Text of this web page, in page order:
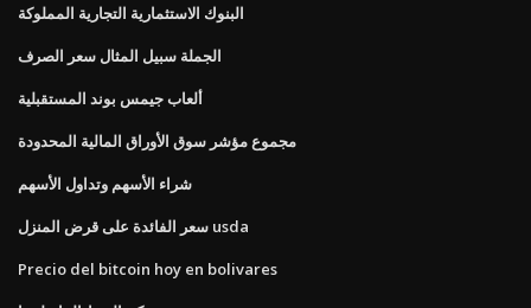
البنوك الاستثمارية التجارية المملوكة
الجملة سبيل المثال سعر الصرف
ألعاب جيمس بوند المستقبلية
مجموع مؤشر سوق الأوراق المالية المحدودة
شراء الأسهم وتداول الأسهم
سعر الفائدة على قرض المنزل usda
Precio del bitcoin hoy en bolivares